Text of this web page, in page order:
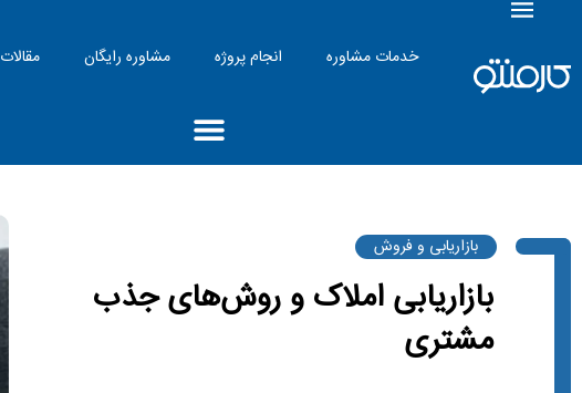
خدمات مشاوره انجام پروژه مشاوره رایگان مقالات
بازاریابی و فروش
بازاریابی املاک و روش‌های جذب
مشتری